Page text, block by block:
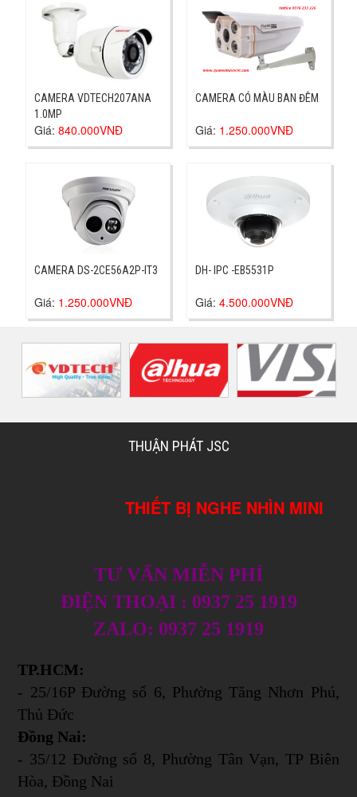
CAMERA VDTECH207ANA
1.0MP
Giá:840.000VNĐ
CAMERA CÓ MÀU BAN ĐÊM
Giá: 1.250.000VNĐ
CAMERA DS-2CE56A2P-IT3
Giá: 1.250.000VNĐ
DH- IPC -EB5531P
Giá: 4.500.000VNĐ
THUẬN PHÁT JSC
THIẾT BỊ NGHE NHÌN MINI
TƯ VẤN MIỄN PHÍ
ĐIỆN THOẠI : 0937 25 1919
ZALO: 0937 25 1919
TP.HCM:
- 25/16P Đường số 6, Phường Tăng Nhơn Phú,
Thủ Đức
Đồng Nai:
- 35/12 Đường số 8, Phường Tân Vạn, TP Biên
Hòa, Đồng Nai